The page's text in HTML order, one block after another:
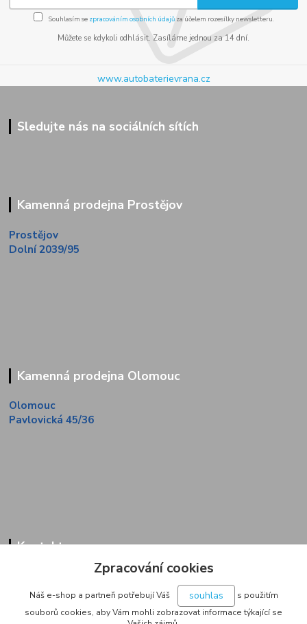
Souhlasím se zpracováním osobních údajůza účelem rozesílky newsletteru.
Můžete se kdykoli odhlásit. Zasíláme jednou za 14 dní.
www.autobaterievrana.cz
Sledujte nás na sociálních sítích
Kamenná prodejna Prostějov
Prostějov
Dolní 2039/95
Kamenná prodejna Olomouc
Olomouc
Pavlovická 45/36
Kontakty
Zákaznická linka
+420 733 713 851
Zpracování cookies
Náš e-shop a partneři potřebují Váš souhlas
s použitím
souborů cookies, aby Vám mohli zobrazovat informace týkající se